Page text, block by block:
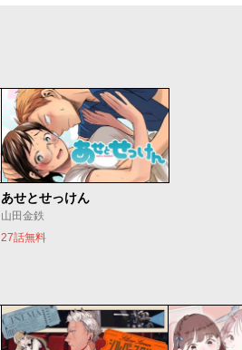
あせとせっけん
山田金鉄
27話無料